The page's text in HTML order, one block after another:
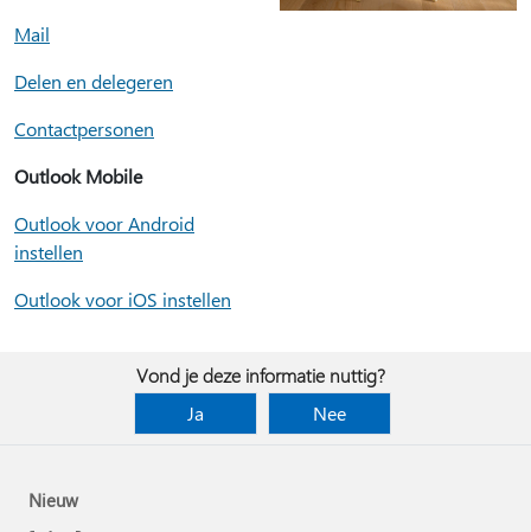
Mail
Delen en delegeren
Contactpersonen
Outlook Mobile
Outlook voor Android
instellen
Outlook voor iOS instellen
Vond je deze informatie nuttig?
Ja
Nee
Nieuw